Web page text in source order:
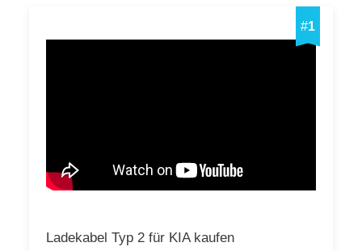
#1
Ladekabel Typ 2 für KIA kaufen